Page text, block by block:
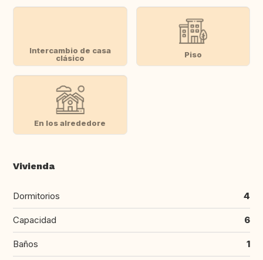
Intercambio de casa
clásico
Piso
En los alrededore
Vivienda
Dormitorios 4
Capacidad 6
Baños 1